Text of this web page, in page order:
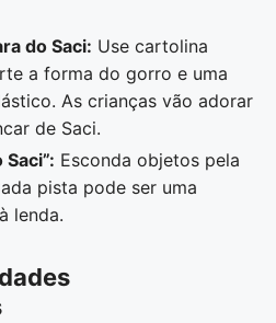
do Saci: Use cartolina
a forma do gorro e uma
As crianças vão adorar
de Saci.
Esconda objetos pela
pista pode ser uma
lenda.